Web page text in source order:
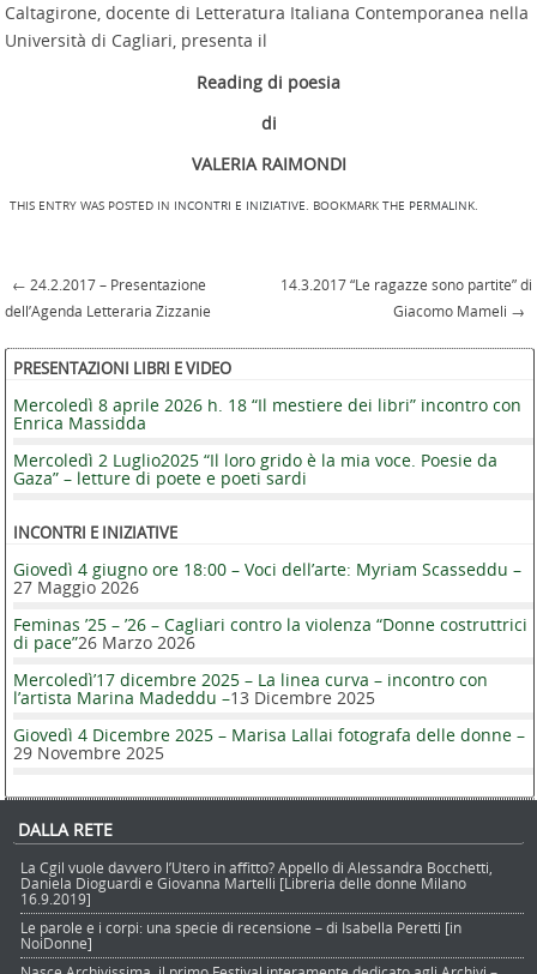
Caltagirone, docente di Letteratura Italiana Contemporanea nella
Università di Cagliari, presenta il
Reading di poesia
di
VALERIA RAIMONDI
THIS ENTRY WAS POSTED IN INCONTRI E INIZIATIVE. BOOKMARK THE PERMALINK.
Post navigation
← 24.2.2017 – Presentazione
dell’Agenda Letteraria Zizzanie
14.3.2017 “Le ragazze sono partite” di
Giacomo Mameli →
PRESENTAZIONI LIBRI E VIDEO
Mercoledì 8 aprile 2026 h. 18 “Il mestiere dei libri” incontro con
Enrica Massidda
Mercoledì 2 Luglio2025 “Il loro grido è la mia voce. Poesie da
Gaza” – letture di poete e poeti sardi
INCONTRI E INIZIATIVE
Giovedì 4 giugno ore 18:00 – Voci dell’arte: Myriam Scasseddu –
27 Maggio 2026
Feminas ’25 – ’26 – Cagliari contro la violenza “Donne costruttrici
di pace”26 Marzo 2026
Mercoledì’17 dicembre 2025 – La linea curva – incontro con
l’artista Marina Madeddu –13 Dicembre 2025
Giovedì 4 Dicembre 2025 – Marisa Lallai fotografa delle donne –
29 Novembre 2025
DALLA RETE
La Cgil vuole davvero l’Utero in affitto? Appello di Alessandra Bocchetti,
Daniela Dioguardi e Giovanna Martelli [Libreria delle donne Milano
16.9.2019]
Le parole e i corpi: una specie di recensione – di Isabella Peretti [in
NoiDonne]